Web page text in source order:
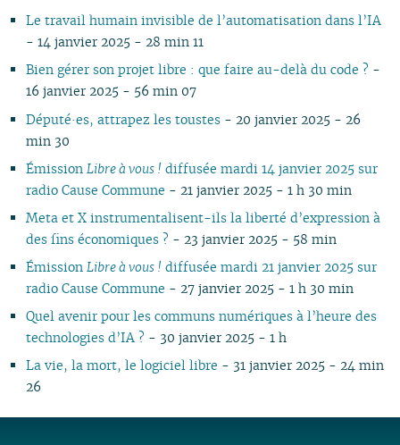
Le travail humain invisible de l’automatisation dans l’IA
- 14 janvier 2025 - 28 min 11
Bien gérer son projet libre : que faire au-delà du code ? -
16 janvier 2025 - 56 min 07
Député·es, attrapez les toustes- 20 janvier 2025 - 26
min 30
Émission Libre à vous ! diffusée mardi 14 janvier 2025 sur
radio Cause Commune - 21 janvier 2025 - 1 h 30 min
Meta et X instrumentalisent-ils la liberté d’expression à
des fins économiques ? - 23 janvier 2025 - 58 min
Émission Libre à vous ! diffusée mardi 21 janvier 2025 sur
radio Cause Commune - 27 janvier 2025 - 1 h 30 min
Quel avenir pour les communs numériques à l’heure des
technologies d’IA ? - 30 janvier 2025 - 1 h
La vie, la mort, le logiciel libre - 31 janvier 2025 - 24 min
26